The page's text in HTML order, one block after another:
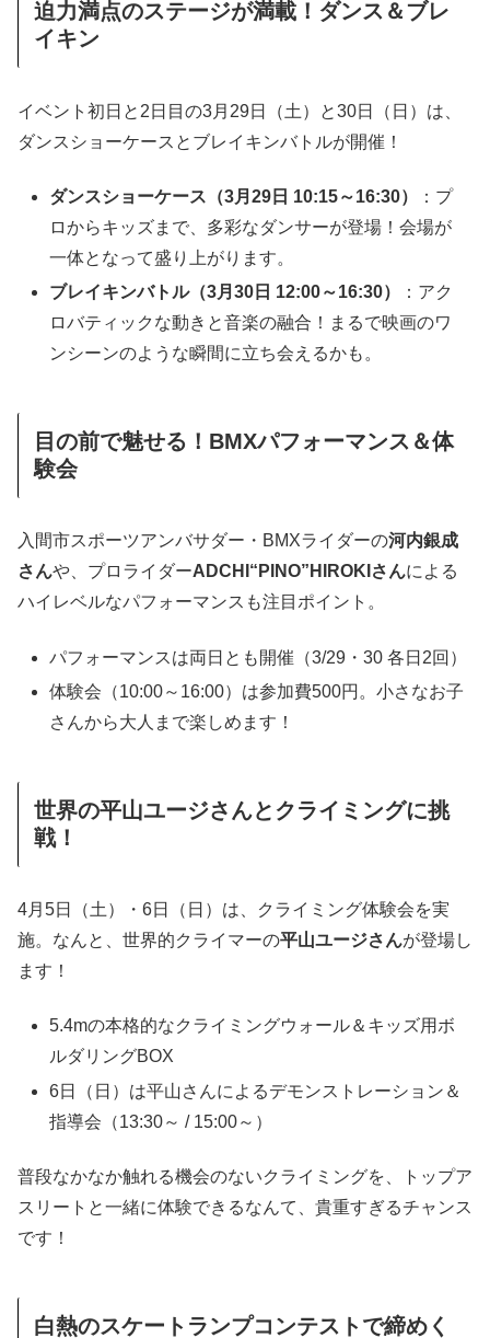
迫力満点のステージが満載！ダンス＆ブレ
イキン
イベント初日と2日目の3月29日（土）と30日（日）は、
ダンスショーケースとブレイキンバトルが開催！
ダンスショーケース（3月29日 10:15～16:30）
：プ
ロからキッズまで、多彩なダンサーが登場！会場が
一体となって盛り上がります。
ブレイキンバトル（3月30日 12:00～16:30）
：アク
ロバティックな動きと音楽の融合！まるで映画のワ
ンシーンのような瞬間に立ち会えるかも。
目の前で魅せる！BMXパフォーマンス＆体
験会
入間市スポーツアンバサダー・BMXライダーの河内銀成
さんや、プロライダーADCHI“PINO”HIROKIさんによる
ハイレベルなパフォーマンスも注目ポイント。
パフォーマンスは両日とも開催（3/29・30 各日2回）
体験会（10:00～16:00）は参加費500円。小さなお子
さんから大人まで楽しめます！
世界の平山ユージさんとクライミングに挑
戦！
4月5日（土）・6日（日）は、クライミング体験会を実
施。なんと、世界的クライマーの平山ユージさんが登場し
ます！
5.4mの本格的なクライミングウォール＆キッズ用ボ
ルダリングBOX
6日（日）は平山さんによるデモンストレーション＆
指導会（13:30～ / 15:00～）
普段なかなか触れる機会のないクライミングを、トップア
スリートと一緒に体験できるなんて、貴重すぎるチャンス
です！
白熱のスケートランプコンテストで締めく